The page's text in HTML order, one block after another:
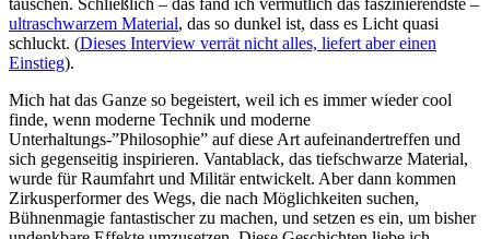
ultraschwarzem Material, das so dunkel ist, dass es Licht quasi
schluckt. (Dieses Interview verrät nicht alles, liefert aber einen
Einstieg).
Mich hat das Ganze so begeistert, weil ich es immer wieder cool
finde, wenn moderne Technik und moderne
Unterhaltungs-”Philosophie” auf diese Art aufeinandertreffen und
sich gegenseitig inspirieren. Vantablack, das tiefschwarze Material,
wurde für Raumfahrt und Militär entwickelt. Aber dann kommen
Zirkusperformer des Wegs, die nach Möglichkeiten suchen,
Bühnenmagie fantastischer zu machen, und setzen es ein, um bisher